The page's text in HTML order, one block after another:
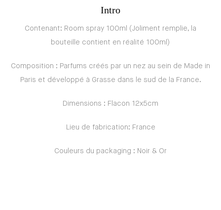
Intro
Contenant: Room spray 100ml (Joliment remplie, la
bouteille contient en réalité 100ml)
Composition : Parfums créés par un nez au sein de Made in
Paris et développé à Grasse dans le sud de la France.
Dimensions : Flacon 12x5cm
Lieu de fabrication: France
Couleurs du packaging : Noir & Or